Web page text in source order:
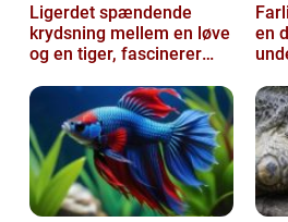
Ligerdet spændende
krydsning mellem en løve
og en tiger, fascinerer
verden
en